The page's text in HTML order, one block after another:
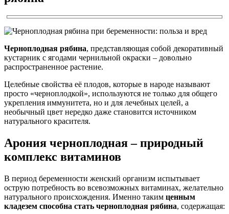
Черноплодная рябина, представляющая собой декоративный
кустарник с ягодами чернильной окраски – довольно
распространенное растение.
Целебные свойства её плодов, которые в народе называют
просто «черноплодкой», используются не только для общего
укрепления иммунитета, но и для лечебных целей, а
необычный цвет нередко даже становится источником
натурального красителя.
Арония черноплодная – природный
комплекс витаминов
В период беременности женский организм испытывает
острую потребность во всевозможных витаминах, желательно
натурального происхождения. Именно таким ценным
кладезем способна стать черноплодная рябина, содержащая: